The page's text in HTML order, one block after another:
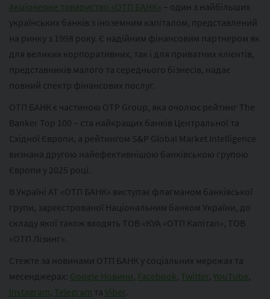
Акціонерне товариство «ОТП БАНК» – один з найбільших
українських банків з іноземним капіталом, представлений
на ринку з 1998 року. Є надійним фінансовим партнером як
для великих корпоративних, так і для приватних клієнтів,
представників малого та середнього бізнесів, надає
повний спектр фінансових послуг.
ОТП БАНК є частиною ОТР Group, яка очолює рейтинг The
Banker Top 100 – ста найкращих банків Центральної та
Східної Європи, а рейтингом S&P Global Market Intelligence
визнана другою найефективнішою банківською групою
Європи у 2025 році.
В Україні АТ «ОТП БАНК» виступає флагманом банківської
групи, зареєстрованої Національним банком України, до
складу якої також входять ТОВ «КУА «ОТП Капітал», ТОВ
«ОТП Лізинг».
Стежте за новинами ОТП БАНК у соціальних мережах та
месенджерах: Google Новини, Facebook, Twitter, YouTube,
Instagram, Telegram та Viber